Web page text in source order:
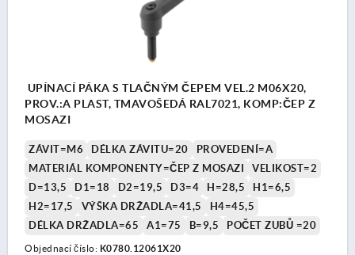
UPÍNACÍ PÁKA S TLAČNÝM ČEPEM VEL.2 M06X20,
PROV.:A PLAST, TMAVOŠEDÁ RAL7021, KOMP:ČEP Z
MOSAZI
ZÁVIT=M6 DÉLKA ZÁVITU=20
PROVEDENÍ=A
MATERIÁL KOMPONENTY=ČEP Z MOSAZI
VELIKOST=2
D=13,5
D1=18 D2=19,5 D3=4 H=28,5
H1=6,5
H2=17,5
VÝŠKA DRŽADLA=41,5
H4=45,5
DÉLKA DRŽADLA=65
A1=75 B=9,5 POČET ZUBŮ =20
Objednací číslo: K0780.12061X20